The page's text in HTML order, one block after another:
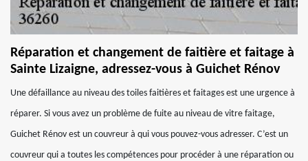
Réparation et changement de faitière et faitage à
Sainte Lizaigne, adressez-vous à Guichet Rénov
Une défaillance au niveau des toiles faitières et faitages est une urgence à
réparer. Si vous avez un problème de fuite au niveau de vitre faitage,
Guichet Rénov est un couvreur à qui vous pouvez-vous adresser. C’est un
couvreur qui a toutes les compétences pour procéder à une réparation ou